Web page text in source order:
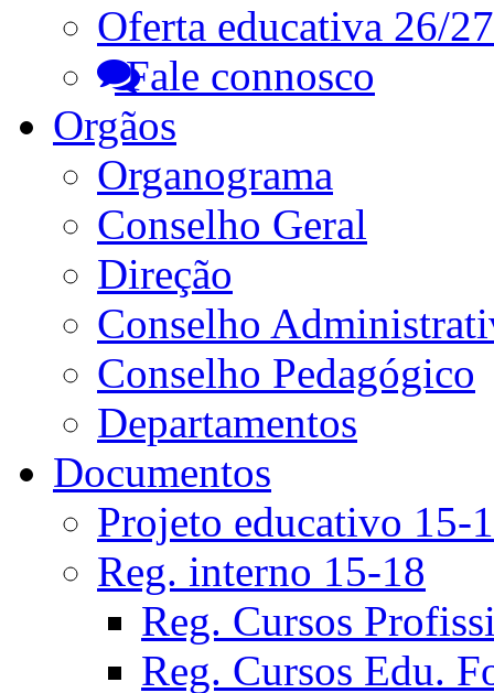
Oferta educativa 26/27
Fale connosco
Orgãos
Organograma
Conselho Geral
Direção
Conselho
Conselho Pedagógico
Departamentos
Documentos
Projeto educativo 15-
Reg. interno 15-18
Reg. Cursos
Reg. Cursos Edu.